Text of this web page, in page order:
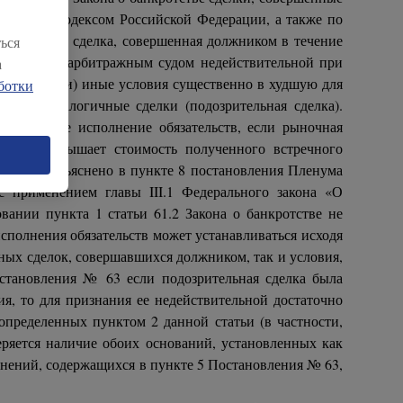
кодексом Российской Федерации, а также по
что сделка, совершенная должником в течение
арбитражным судом недействительной при
и (или) иные условия существенно в худшую для
аналогичные сделки (подозрительная сделка).
или иное исполнение обязательств, если рыночная
превышает стоимость полученного встречного
Как разъяснено в пункте 8 постановления Пленума
главы III.1 Федерального закона «О
пункта 1 статьи 61.2 Закона о банкротстве не
обязательств может устанавливаться исходя
сделок, совершавшихся должником, так и условия,
№ 63 если подозрительная сделка была
то для признания ее недействительной достаточно
пунктом 2 данной статьи (в частности,
наличие обоих оснований, установленных как
содержащихся в пункте 5 Постановления № 63,